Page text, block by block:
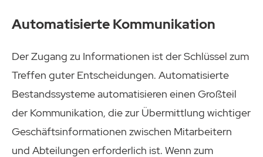
Automatisierte Kommunikation
Der Zugang zu Informationen ist der Schlüssel zum
Treffen guter Entscheidungen. Automatisierte
Bestandssysteme automatisieren einen Großteil
der Kommunikation, die zur Übermittlung wichtiger
Geschäftsinformationen zwischen Mitarbeitern
und Abteilungen erforderlich ist. Wenn zum